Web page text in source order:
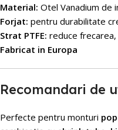
Material: Otel Vanadium de
Forjat: pentru durabilitate
Strat PTFE: reduce
Fabricat in Europa
Recomandari de
Perfecte pentru monturi